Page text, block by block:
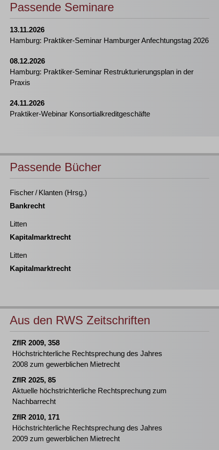
Passende Seminare
13.11.2026
Hamburg: Praktiker-Seminar Hamburger Anfechtungstag 2026
08.12.2026
Hamburg: Praktiker-Seminar Restrukturierungsplan in der
Praxis
24.11.2026
Praktiker-Webinar Konsortialkreditgeschäfte
Passende Bücher
Fischer / Klanten (Hrsg.)
Bankrecht
Litten
Kapitalmarktrecht
Litten
Kapitalmarktrecht
Aus den RWS Zeitschriften
ZfIR 2009, 358
Höchstrichterliche Rechtsprechung des Jahres
2008 zum gewerblichen Mietrecht
ZfIR 2025, 85
Aktuelle höchstrichterliche Rechtsprechung zum
Nachbarrecht
ZfIR 2010, 171
Höchstrichterliche Rechtsprechung des Jahres
2009 zum gewerblichen Mietrecht